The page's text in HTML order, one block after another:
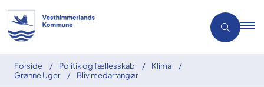
Forside Politik og fællesskab
Klima
Grønne Uger
Bliv medarrangør